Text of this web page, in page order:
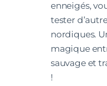
enneigés,
tester
nordiques.
magique
sauvage et
!